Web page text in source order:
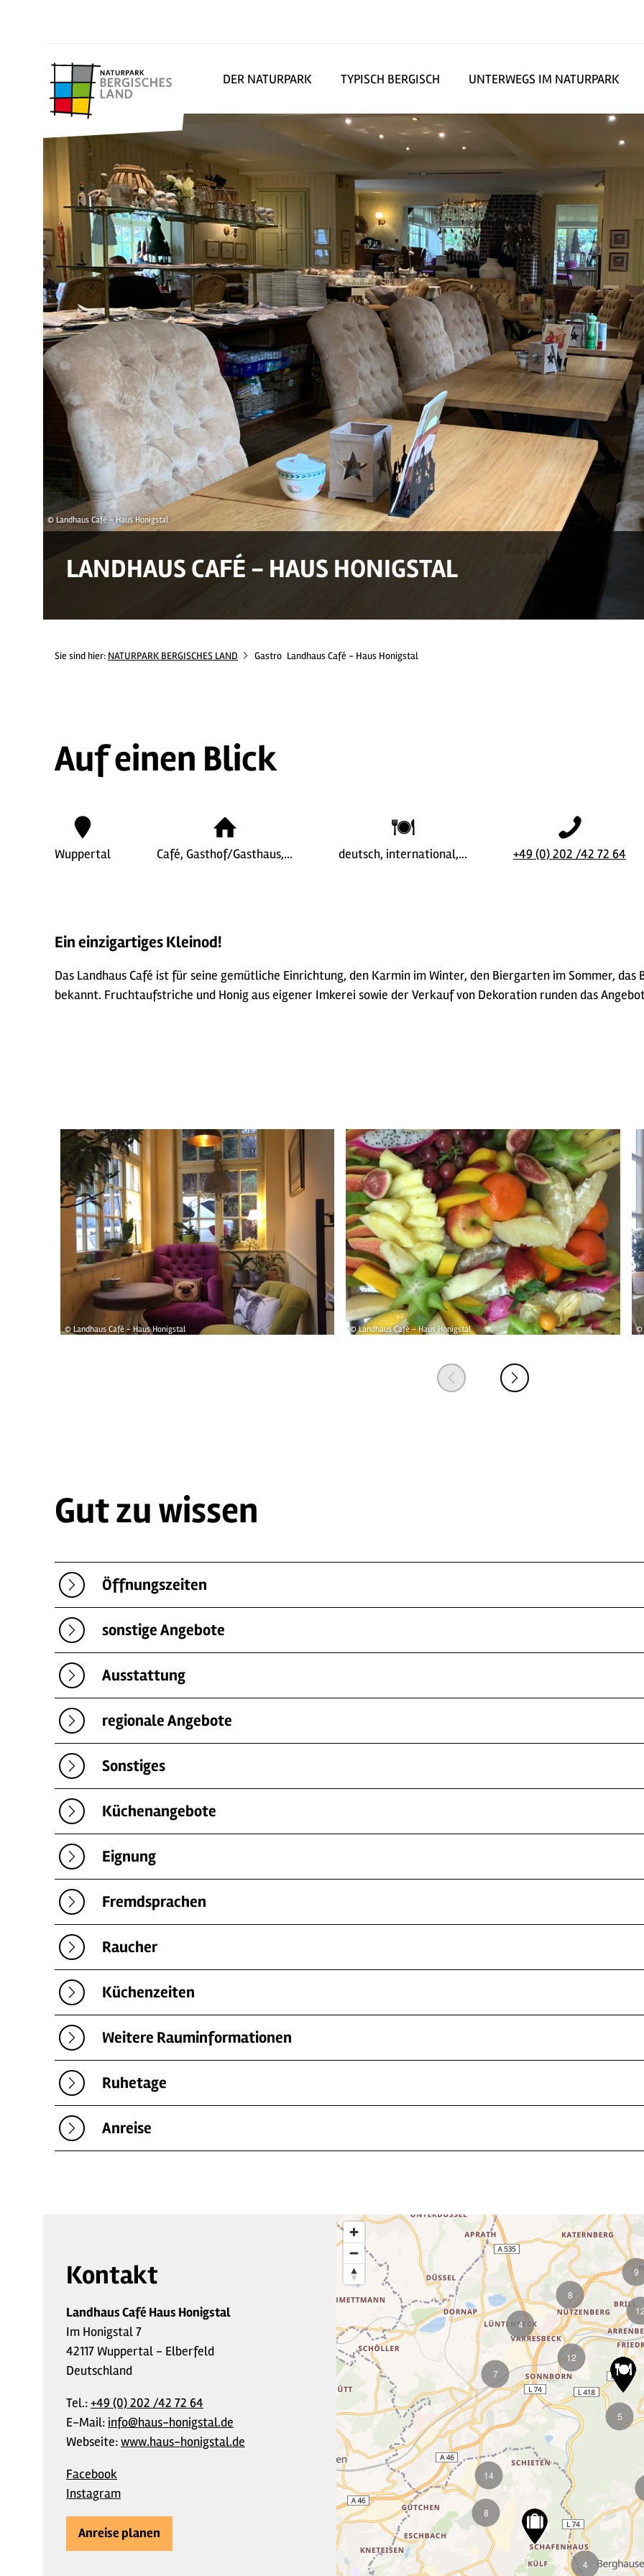
DER NATURPARK TYPISCH BERGISCH UNTERWEGS IM NATURPARK
© Landhaus Café - Haus Honigstal
LANDHAUS CAFÉ - HAUS HONIGSTAL
Sie sind hier: NATURPARK BERGISCHES LAND Gastro Landhaus Café - Haus Honigstal
Auf einen Blick
Wuppertal Café, Gasthof/Gasthaus,… deutsch, international,… +49 (0) 202 /42 72 64
Ein einzigartiges Kleinod!
Das Landhaus Café ist für seine gemütliche Einrichtung, den Karmin im Winter, den Biergarten im Sommer,
bekannt. Fruchtaufstriche und Honig aus eigener Imkerei sowie der Verkauf von Dekoration runden das
© Landhaus Café - Haus Honigstal © Landhaus Café - Haus Honigstal ©
Gut zu wissen
Öffnungszeiten
sonstige Angebote
Ausstattung
regionale Angebote
Sonstiges
Küchenangebote
Eignung
Fremdsprachen
Raucher
Küchenzeiten
Weitere Rauminformationen
Ruhetage
Anreise
Kontakt
Landhaus Café Haus Honigstal
Im Honigstal 7
42117 Wuppertal - Elberfeld
Deutschland
Tel.:+49 (0) 202 /42 72 64
E-Mail: info@haus-honigstal.de
Webseite:www.haus-honigstal.de
Facebook
Instagram
Anreise planen
5
12
12
8
7
9
4
14
4
8